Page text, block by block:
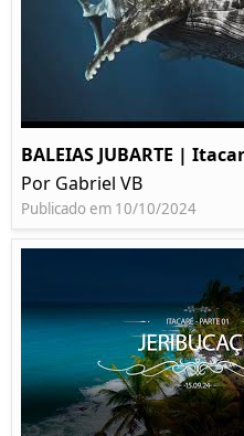
BALEIAS JUBARTE |
Por Gabriel VB
Publicado em 10/10/2024